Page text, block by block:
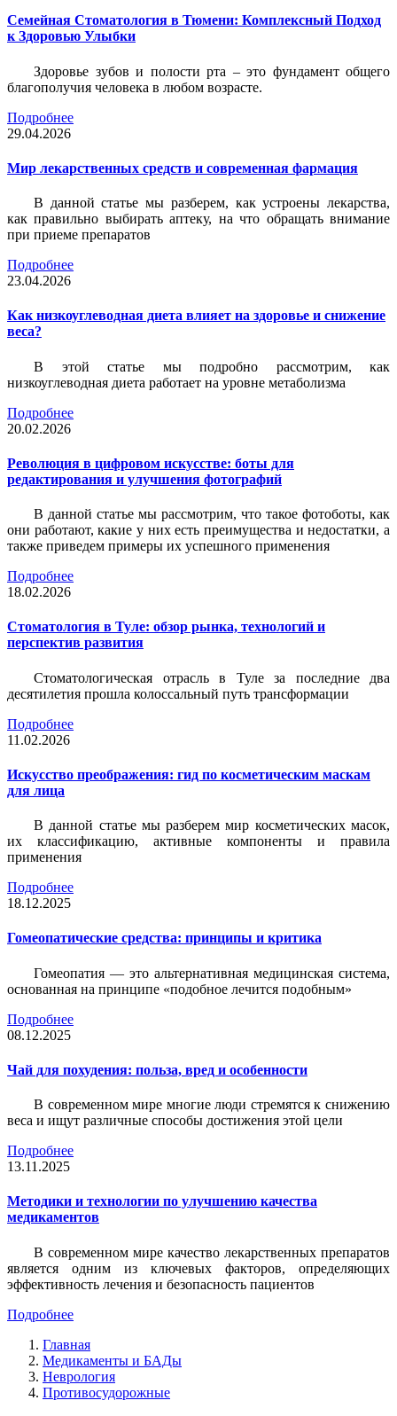
Семейная Стоматология в Тюмени: Комплексный Подход
к Здоровью Улыбки
Здоровье зубов и полости рта – это фундамент общего
благополучия человека в любом возрасте.
Подробнее
29.04.2026
Мир лекарственных средств и современная фармация
В данной статье мы разберем, как устроены лекарства,
как правильно выбирать аптеку, на что обращать внимание
при приеме препаратов
Подробнее
23.04.2026
Как низкоуглеводная диета влияет на здоровье и снижение
веса?
В этой статье мы подробно рассмотрим, как
низкоуглеводная диета работает на уровне метаболизма
Подробнее
20.02.2026
Революция в цифровом искусстве: боты для
редактирования и улучшения фотографий
В данной статье мы рассмотрим, что такое фотоботы, как
они работают, какие у них есть преимущества и недостатки, а
также приведем примеры их успешного применения
Подробнее
18.02.2026
Стоматология в Туле: обзор рынка, технологий и
перспектив развития
Стоматологическая отрасль в Туле за последние два
десятилетия прошла колоссальный путь трансформации
Подробнее
11.02.2026
Искусство преображения: гид по косметическим маскам
для лица
В данной статье мы разберем мир косметических масок,
их классификацию, активные компоненты и правила
применения
Подробнее
18.12.2025
Гомеопатические средства: принципы и критика
Гомеопатия — это альтернативная медицинская система,
основанная на принципе «подобное лечится подобным»
Подробнее
08.12.2025
Чай для похудения: польза, вред и особенности
В современном мире многие люди стремятся к снижению
веса и ищут различные способы достижения этой цели
Подробнее
13.11.2025
Методики и технологии по улучшению качества
медикаментов
В современном мире качество лекарственных препаратов
является одним из ключевых факторов, определяющих
эффективность лечения и безопасность пациентов
Подробнее
Главная
Медикаменты и БАДы
Неврология
Противосудорожные